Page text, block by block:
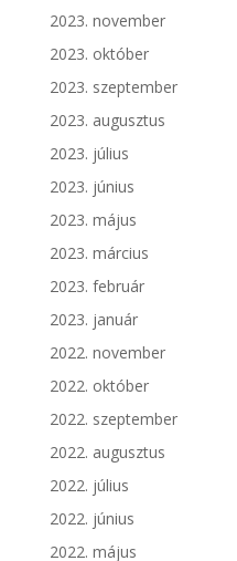
2023. november
2023. október
2023. szeptember
2023. augusztus
2023. július
2023. június
2023. május
2023. március
2023. február
2023. január
2022. november
2022. október
2022. szeptember
2022. augusztus
2022. július
2022. június
2022. május